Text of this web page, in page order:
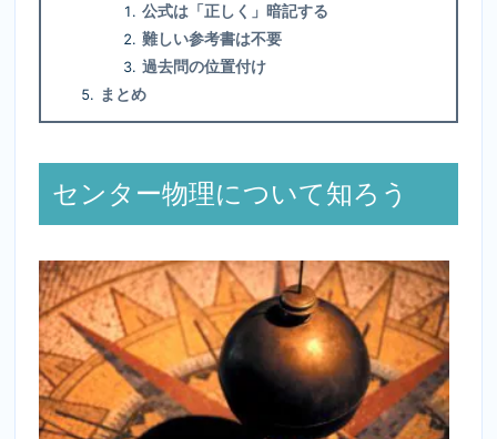
公式は「正しく」暗記する
難しい参考書は不要
過去問の位置付け
まとめ
センター物理について知ろう